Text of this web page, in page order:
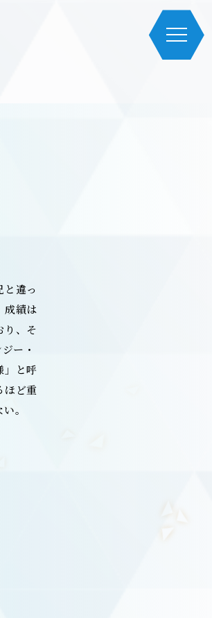
違っ
成績は
り、そ
ー・
」と呼
ほど重
。